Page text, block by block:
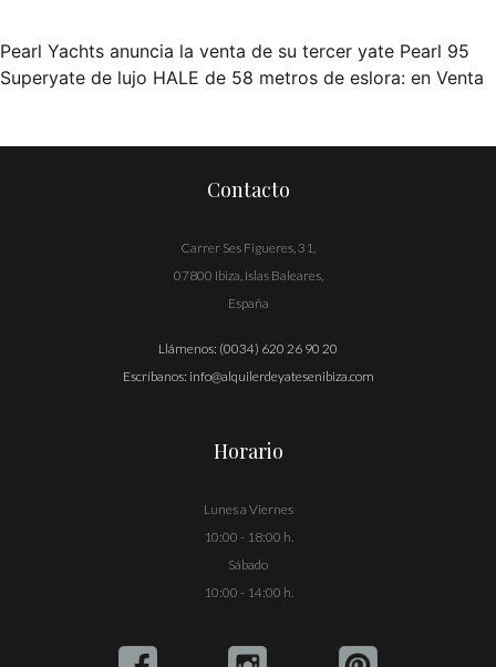
Navegación
entradas
Pearl Yachts anuncia la venta de su tercer yate Pearl 95
Superyate de lujo HALE de 58 metros de eslora: en Venta
Contacto
Carrer Ses Figueres, 31,
07800 Ibiza, Islas Baleares,
España
Llámenos: (0034) 620 26 90 20
Escríbanos: info@alquilerdeyatesenibiza.com
Horario
Lunes a Viernes
10:00 - 18:00 h.
Sábado
10:00 - 14:00 h.